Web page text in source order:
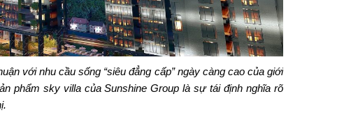
với nhu cầu sống “siêu đẳng cấp” ngày càng cao của giới
phẩm sky villa của Sunshine Group là sự tái định nghĩa rõ